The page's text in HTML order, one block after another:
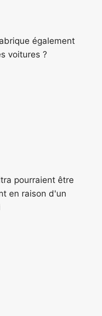
également
voitures ?
pourraient être
en raison d'un